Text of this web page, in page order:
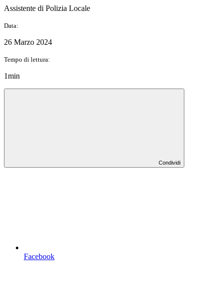
Assistente di Polizia Locale
Data:
26 Marzo 2024
Tempo di lettura:
1min
Condividi
Facebook